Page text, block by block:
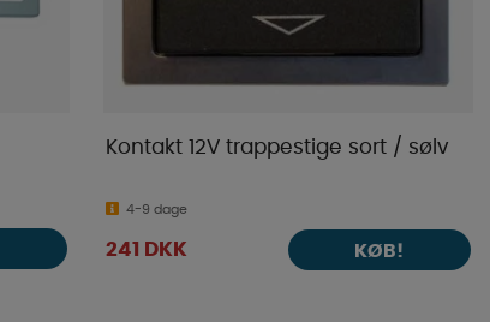
Kontakt 12V trappestige sort / sølv
4-9 dage
241 DKK KØB!